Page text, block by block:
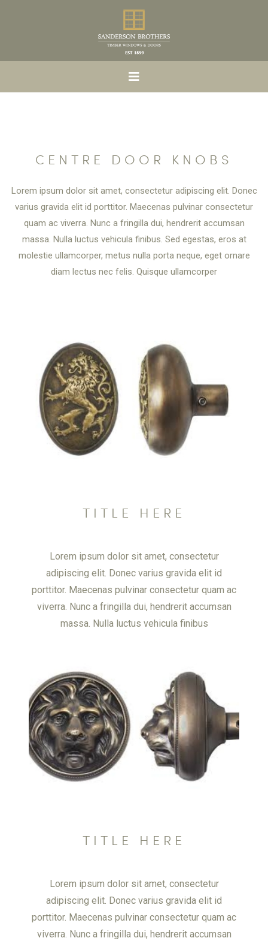
CENTRE DOOR KNOBS
Lorem ipsum dolor sit amet, consectetur adipiscing elit. Donec
varius gravida elit id porttitor. Maecenas pulvinar consectetur
quam ac viverra. Nunc a fringilla dui, hendrerit accumsan
massa. Nulla luctus vehicula finibus. Sed egestas, eros at
molestie ullamcorper, metus nulla porta neque, eget ornare
diam lectus nec felis. Quisque ullamcorper
TITLE HERE
Lorem ipsum dolor sit amet, consectetur
adipiscing elit. Donec varius gravida elit id
porttitor. Maecenas pulvinar consectetur quam ac
viverra. Nunc a fringilla dui, hendrerit accumsan
massa. Nulla luctus vehicula finibus
TITLE HERE
Lorem ipsum dolor sit amet, consectetur
adipiscing elit. Donec varius gravida elit id
porttitor. Maecenas pulvinar consectetur quam ac
viverra. Nunc a fringilla dui, hendrerit accumsan